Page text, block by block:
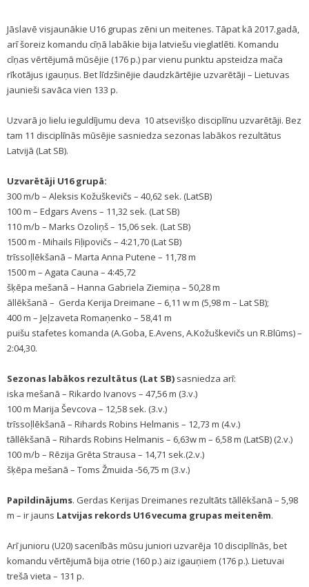
Jāslavē visjaunākie U16 grupas zēni un meitenes. Tāpat kā 2017.gadā,
arī šoreiz komandu cīņā labākie bija latviešu vieglatlēti. Komandu
cīņas vērtējumā mūsējie (176 p.) par vienu punktu apsteidza mača
rīkotājus igauņus. Bet līdzšinējie daudzkārtējie uzvarētāji – Lietuvas
jaunieši savāca vien 133 p.
Uzvarā jo lielu ieguldījumu deva 10 atsevišķo disciplīnu uzvarētāji. Bez
tam 11 disciplīnās mūsējie sasniedza sezonas labākos rezultātus
Latvijā (Lat SB).
Uzvarētāji U16 grupā:
300 m/b – Aleksis Kožuškevičs – 40,62 sek. (LatSB)
100 m – Edgars Avens – 11,32 sek. (Lat SB)
110 m/b – Marks Ozoliņš – 15,06 sek. (Lat SB)
1500 m - Mihails Fiļipovičs – 4:21,70 (Lat SB)
trīssoļlēkšanā – Marta Anna Putene – 11,78 m
1500 m – Agata Cauna – 4:45,72
šķēpa mešanā – Hanna Gabriela Ziemiņa – 50,28 m
āllēkšanā – Gerda Kerija Dreimane – 6,11 w m (5,98 m – Lat SB);
400 m – Jeļzaveta Romaņenko – 58,41 m
puišu stafetes komanda (A.Goba, E.Avens, A.Kožuškevičs un R.Blūms) –
2:04,30.
Sezonas labākos rezultātus (Lat SB) sasniedza arī:
iska mešanā – Rikardo Ivanovs – 47,56 m (3.v.)
100 m Marija Ševcova – 12,58 sek. (3.v.)
trīssoļlēkšanā – Rihards Robins Helmanis – 12,73 m (4.v.)
tāllēkšanā – Rihards Robins Helmanis – 6,63w m – 6,58 m (LatSB) (2.v.)
100 m/b – Rēzija Grēta Strausa – 14,71 sek.(2.v.)
šķēpa mešanā – Toms Žmuida -56,75 m (3.v.)
Papildinājums. Gerdas Kerijas Dreimanes rezultāts tāllēkšanā – 5,98
m – ir jauns Latvijas rekords U16 vecuma grupas meitenēm.
Arī junioru (U20) sacenībās mūsu juniori uzvarēja 10 disciplīnās, bet
komandu vērtējumā bija otrie (160 p.) aiz igauņiem (176 p.). Lietuvai
trešā vieta – 131 p.